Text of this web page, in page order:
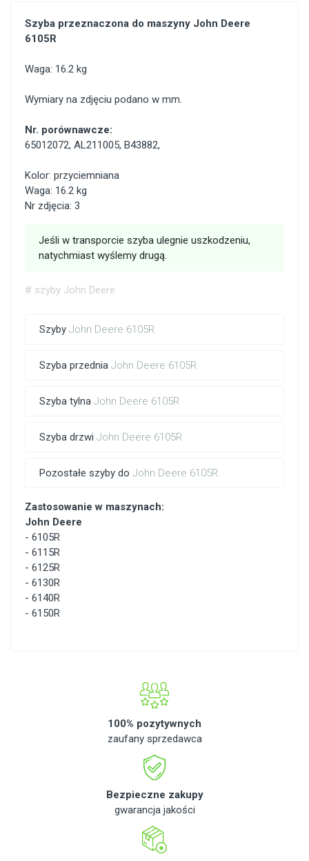
Szyby John Deere 6105R
Szyba przednia John Deere 6105R
Szyba tylna John Deere 6105R
Szyba drzwi John Deere 6105R
Pozostałe szyby do John Deere 6105R
Szyba przeznaczona do maszyny John Deere
6105R
Waga: 16.2 kg
Wymiary na zdjęciu podano w mm.
Nr. porównawcze:
65012072, AL211005, B43882,
Kolor: przyciemniana
Waga: 16.2 kg
Nr zdjęcia: 3
Jeśli w transporcie szyba ulegnie uszkodzeniu,
natychmiast wyślemy drugą.
# szyby John Deere
Zastosowanie w maszynach:
John Deere
- 6105R
- 6115R
- 6125R
- 6130R
- 6140R
- 6150R
100% pozytywnych
zaufany sprzedawca
Bezpieczne zakupy
gwarancja jakości